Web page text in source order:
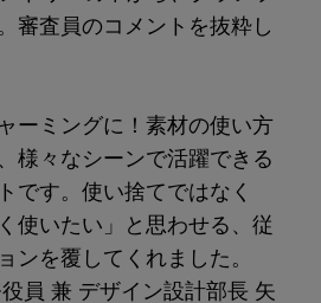
審査員のコメントを抜粋し
ーミングに！素材の使い方
様々なシーンで活躍できる
です。使い捨てではなく
使いたい」と思わせる、従
ンを覆してくれました。
役員 兼 デザイン設計部長 矢